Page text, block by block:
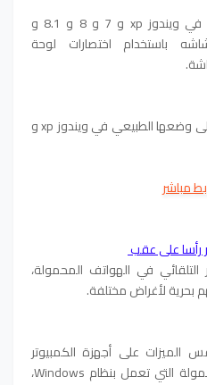
طريقة تعديل الشاشة المقلوبة في ويندوز xp و 7 و 8 و 8.1 و
باستخدام اختصارات لوحة
وطريقة اعادة شاشة الكمبيوتر الى وضعها الطبيعي في ويندوز xp و
في الهواتف المحمولة،
لأغراض مختلفة.
الميزات على أجهزة الكمبيوتر
الشخصية وأجهزة الكمبيوتر المحمولة التي تعمل بنظام Windows،